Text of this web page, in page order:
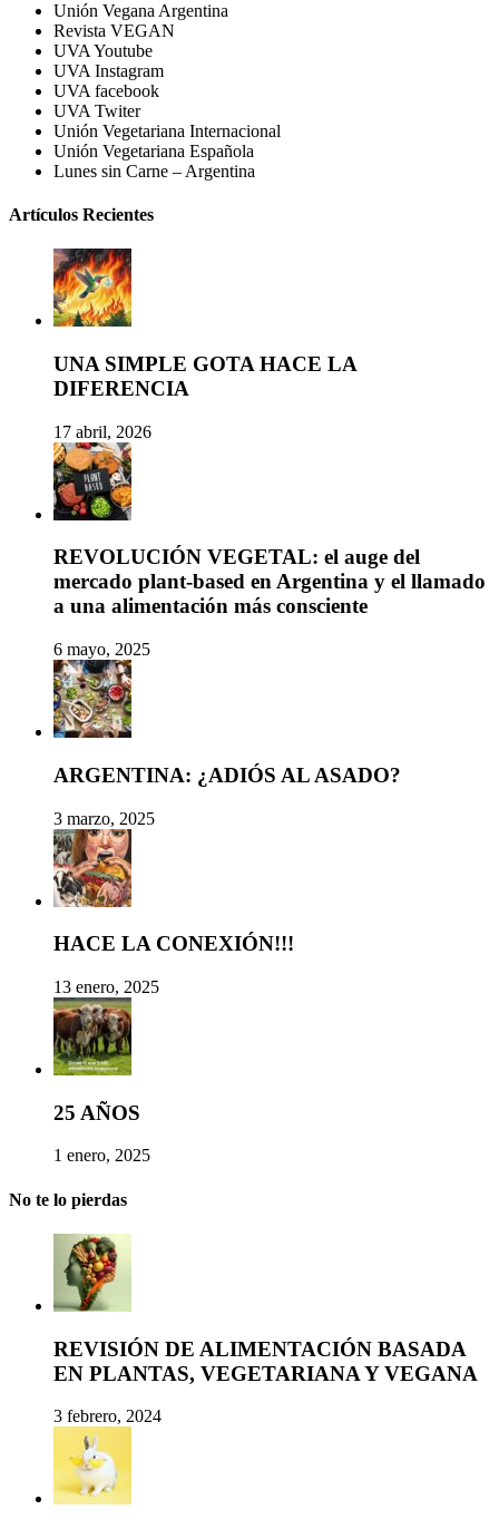
Unión Vegana Argentina
Revista VEGAN
UVA Youtube
UVA Instagram
UVA facebook
UVA Twiter
Unión Vegetariana Internacional
Unión Vegetariana Española
Lunes sin Carne – Argentina
Artículos Recientes
UNA SIMPLE GOTA HACE LA
DIFERENCIA
17 abril, 2026
REVOLUCIÓN VEGETAL: el auge del
mercado plant-based en Argentina y el llamado
a una alimentación más consciente
6 mayo, 2025
ARGENTINA: ¿ADIÓS AL ASADO?
3 marzo, 2025
HACE LA CONEXIÓN!!!
13 enero, 2025
25 AÑOS
1 enero, 2025
No te lo pierdas
REVISIÓN DE ALIMENTACIÓN BASADA
EN PLANTAS, VEGETARIANA Y VEGANA
3 febrero, 2024